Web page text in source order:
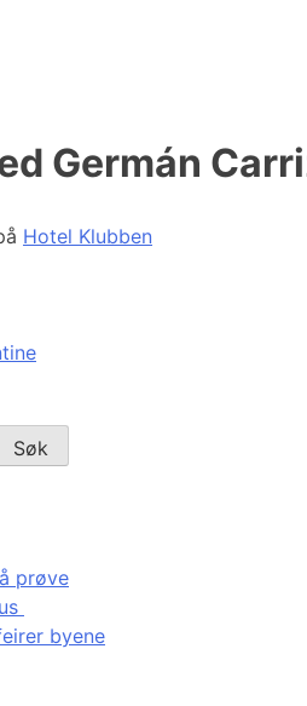
Germán
Hotel Klubben
Søk
prøve
byene